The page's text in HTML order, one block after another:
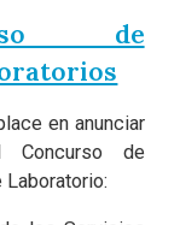
de
en anunciar
Concurso de